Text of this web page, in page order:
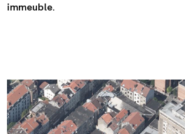
immeuble.